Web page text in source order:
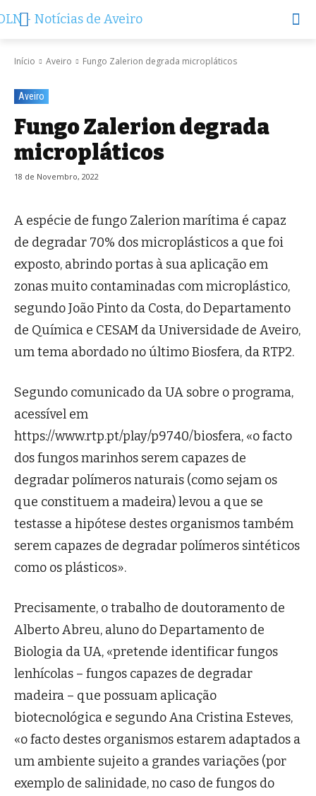
Início Aveiro Fungo Zalerion degrada micropláticos
Aveiro
Fungo Zalerion degrada
micropláticos
18 de Novembro, 2022
A espécie de fungo Zalerion marítima é capaz
de degradar 70% dos microplásticos a que foi
exposto, abrindo portas à sua aplicação em
zonas muito contaminadas com microplástico,
segundo João Pinto da Costa, do Departamento
de Química e CESAM da Universidade de Aveiro,
um tema abordado no último Biosfera, da RTP2.
Segundo comunicado da UA sobre o programa,
acessível em
https://www.rtp.pt/play/p9740/biosfera, «o facto
dos fungos marinhos serem capazes de
degradar polímeros naturais (como sejam os
que constituem a madeira) levou a que se
testasse a hipótese destes organismos também
serem capazes de degradar polímeros sintéticos
como os plásticos».
Precisamente, o trabalho de doutoramento de
Alberto Abreu, aluno do Departamento de
Biologia da UA, «pretende identificar fungos
lenhícolas – fungos capazes de degradar
madeira – que possuam aplicação
biotecnológica e segundo Ana Cristina Esteves,
«o facto destes organismos estarem adaptados a
um ambiente sujeito a grandes variações (por
exemplo de salinidade, no caso de fungos do